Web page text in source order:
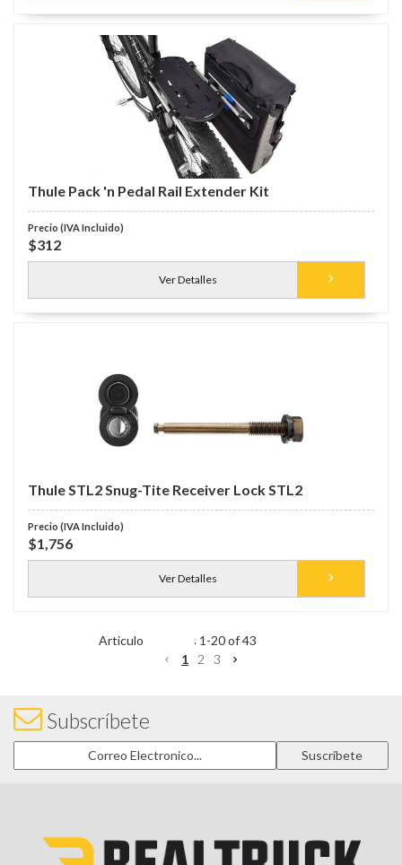
Thule Pack 'n Pedal Rail Extender Kit
$312
Ver Detalles
Thule STL2 Snug-Tite Receiver Lock STL2
$1,756
Ver Detalles
Items 1 -20of 43
1
2 3
Subscríbete